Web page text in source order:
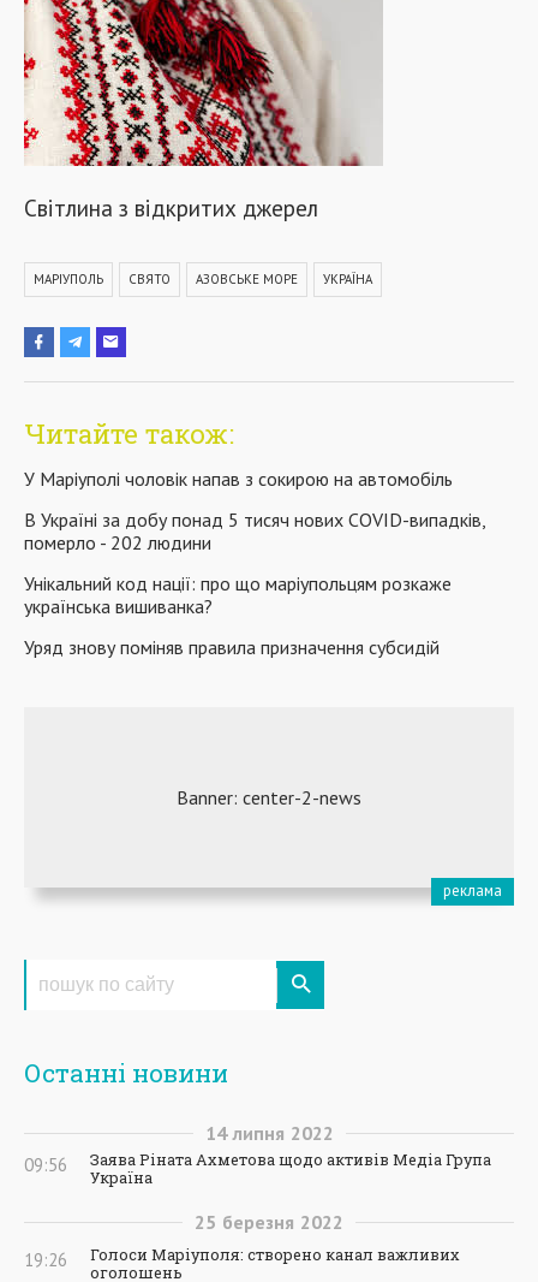
Світлина з відкритих джерел
МАРІУПОЛЬ СВЯТО АЗОВСЬКЕ МОРЕ УКРАЇНА
Читайте також:
У Маріуполі чоловік напав з сокирою на автомобіль
В Україні за добу понад 5 тисяч нових COVID-випадків,
померло - 202 людини
Унікальний код нації: про що маріупольцям розкаже
українська вишиванка?
Уряд знову поміняв правила призначення субсидій
Останні новини
14 липня 2022
09:56
Заява Ріната Ахметова щодо активів Медіа Група
Україна
25 березня 2022
19:26
Голоси Маріуполя: створено канал важливих
оголошень